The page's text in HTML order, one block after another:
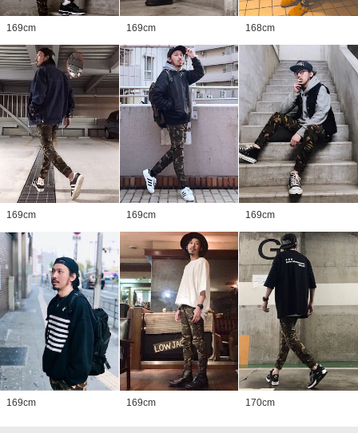
169cm 169cm 168cm
169cm 169cm 169cm
169cm 169cm 170cm